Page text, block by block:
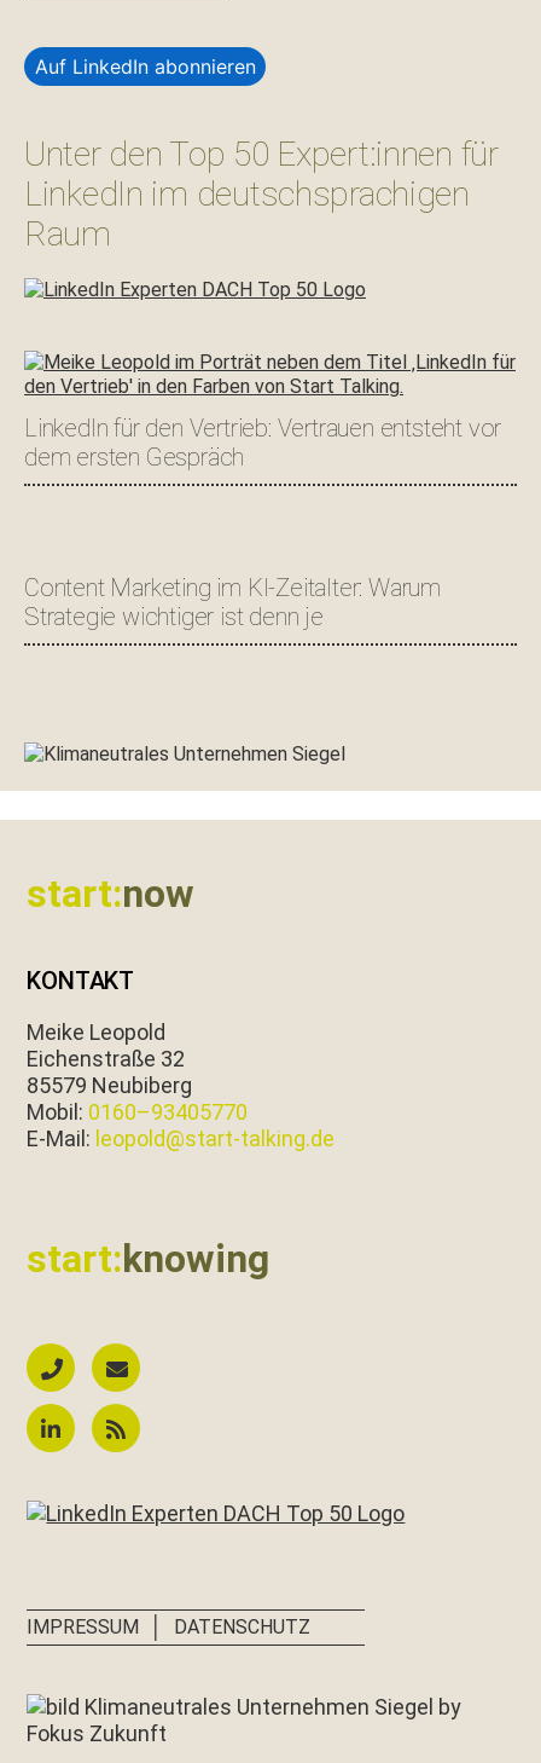
Auf LinkedIn abonnieren
Unter den Top 50 Expert:innen für
LinkedIn im deutschsprachigen
Raum
LinkedIn für den Vertrieb: Vertrauen entsteht vor
dem ersten Gespräch
Content Marketing im KI-Zeitalter: Warum
Strategie wichtiger ist denn je
start:now
KONTAKT
Meike Leopold
Eichen­straße 32
85579 Neubiberg
Mobil: 0160–93405770
E‑Mail: leopold@start-talking.de
start:knowing
IMPRESSUM DATENSCHUTZ